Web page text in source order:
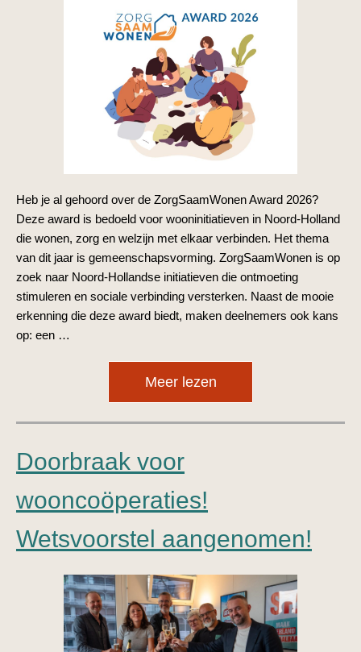
Heb je al gehoord over de ZorgSaamWonen Award 2026?
Deze award is bedoeld voor wooninitiatieven in Noord-Holland
die wonen, zorg en welzijn met elkaar verbinden. Het thema
van dit jaar is gemeenschapsvorming. ZorgSaamWonen is op
zoek naar Noord-Hollandse initiatieven die ontmoeting
stimuleren en sociale verbinding versterken. Naast de mooie
erkenning die deze award biedt, maken deelnemers ook kans
op: een …
Meer lezen
Doorbraak voor
wooncoöperaties!
Wetsvoorstel aangenomen!